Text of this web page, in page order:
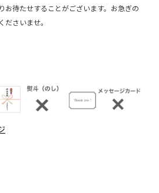
待たせすることがございます。お急ぎの
さいませ。